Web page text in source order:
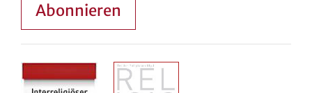
Abonnieren